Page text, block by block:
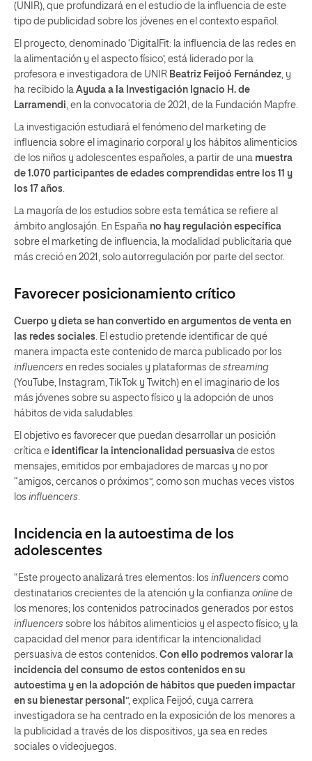
(UNIR), que profundizará en el estudio de la influencia de este
tipo de publicidad sobre los jóvenes en el contexto español.
El proyecto, denominado ‘DigitalFit: la influencia de las redes en
la alimentación y el aspecto físico’, está liderado por la
profesora e investigadora de UNIR Beatriz Feijoó Fernández , y
ha recibido la Ayuda a la Investigación Ignacio H. de
Larramendi , en la convocatoria de 2021, de la Fundación Mapfre.
La investigación estudiará el fenómeno del marketing de
influencia sobre el imaginario corporal y los hábitos alimenticios
de los niños y adolescentes españoles, a partir de una muestra
de 1.070 participantes de edades comprendidas entre los 11 y
los 17 años
La mayoría de los estudios sobre esta temática se refiere al
ámbito anglosajón. En España no hay regulación específica
sobre el marketing de influencia, la modalidad publicitaria que
más creció en 2021, solo autorregulación por parte del sector.
Favorecer posicionamiento crítico
Cuerpo y dieta se han convertido en argumentos de venta en
las redes sociales . El estudio pretende identificar de qué
manera impacta este contenido de marca publicado por los
influencers en redes sociales y plataformas de streaming
(YouTube, Instagram, TikTok y Twitch) en el imaginario de los
más jóvenes sobre su aspecto físico y la adopción de unos
hábitos de vida saludables.
El objetivo es favorecer que puedan desarrollar un posición
crítica e identificar la intencionalidad persuasiva de estos
mensajes, emitidos por embajadores de marcas y no por
“amigos, cercanos o próximos”, como son muchas veces vistos
los influencers
Incidencia en la autoestima de los
adolescentes
“Este proyecto analizará tres elementos: los influencers como
destinatarios crecientes de la atención y la confianza online de
los menores; los contenidos patrocinados generados por estos
influencers sobre los hábitos alimenticios y el aspecto físico; y la
capacidad del menor para identificar la intencionalidad
persuasiva de estos contenidos. Con ello podremos valorar la
incidencia del consumo de estos contenidos en su
autoestima y en la adopción de hábitos que pueden impactar
en su bienestar personal ”, explica Feijoó, cuya carrera
investigadora se ha centrado en la exposición de los menores a
la publicidad a través de los dispositivos, ya sea en redes
sociales o videojuegos.